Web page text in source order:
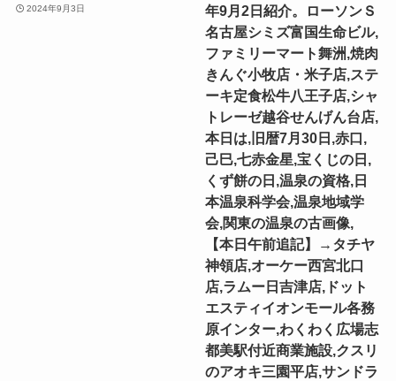
2024年9月3日
年9月2日紹介。ローソンＳ
名古屋シミズ富国生命ビル,
ファミリーマート舞洲,焼肉
きんぐ小牧店・米子店,ステ
ーキ定食松牛八王子店,シャ
トレーゼ越谷せんげん台店,
本日は,旧暦7月30日,赤口,
己巳,七赤金星,宝くじの日,
くず餅の日,温泉の資格,日
本温泉科学会,温泉地域学
会,関東の温泉の古画像,
【本日午前追記】→タチヤ
神領店,オーケー西宮北口
店,ラムー日吉津店,ドット
エスティイオンモール各務
原インター,わくわく広場志
都美駅付近商業施設,クスリ
のアオキ三園平店,サンドラ